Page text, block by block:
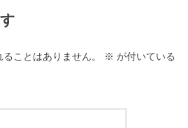
ことはありません。 ※ が付いている